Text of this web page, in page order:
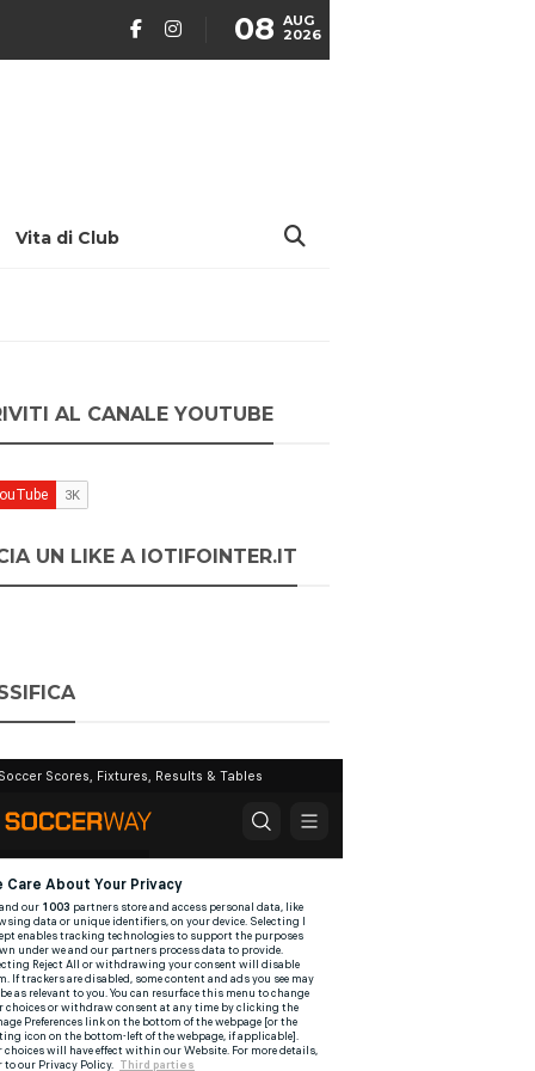
08 AUG
2026
Vita di Club
AL CANALE YOUTUBE
UN LIKE A IOTIFOINTER.IT